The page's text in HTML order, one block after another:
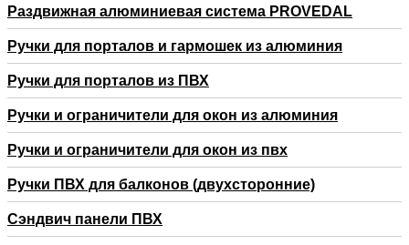
Раздвижная алюминиевая система PROVEDAL
Ручки для порталов и гармошек из алюминия
Ручки для порталов из ПВХ
Ручки и ограничители для окон из алюминия
Ручки и ограничители для окон из пвх
Ручки ПВХ для балконов (двухсторонние)
Сэндвич панели ПВХ